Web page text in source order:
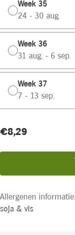
Week 35
24 - 30 aug.
Week 36
31 aug. - 6 sep.
Week 37
7 - 13 sep.
Huidige
Product
€8,29
Allergenen informatie:
soja & vis